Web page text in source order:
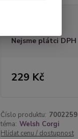
Nejsme plátci DPH
229 Kč
Číslo produktu: 7002259
téma: Welsh Corgi
Hlídat cenu / dostupnost